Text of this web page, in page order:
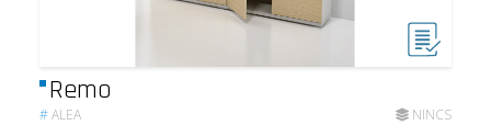
Remo
#ALEA NINCS